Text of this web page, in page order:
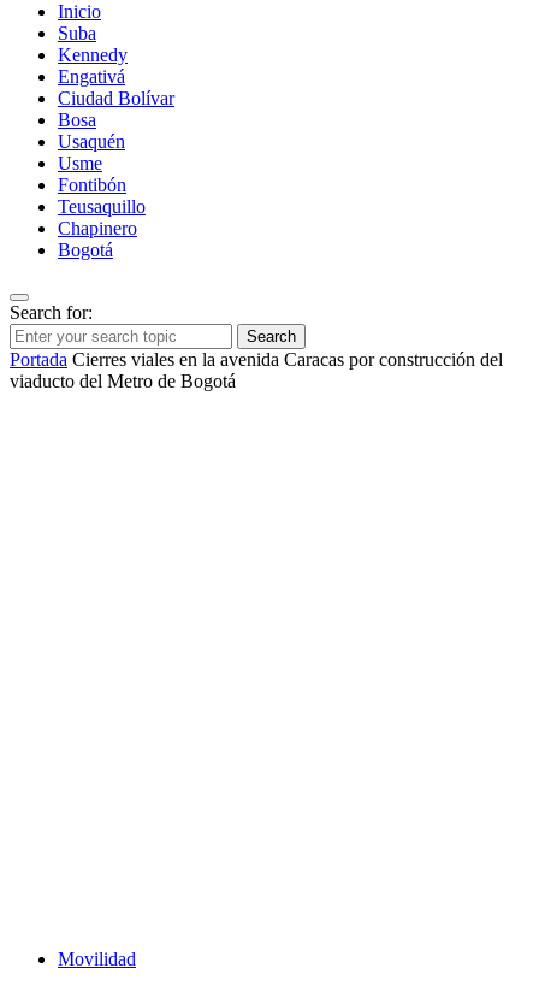
Inicio
Suba
Kennedy
Engativá
Ciudad Bolívar
Bosa
Usaquén
Usme
Fontibón
Teusaquillo
Chapinero
Bogotá
Search for:
Search
Portada Cierres viales en la avenida Caracas por construcción del
viaducto del Metro de Bogotá
Movilidad